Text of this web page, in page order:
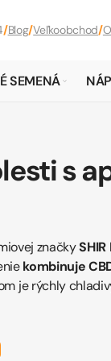
/Blog/Veľkoobchod/
SEMENÁ
s
značky
kombinuje
je rýchly